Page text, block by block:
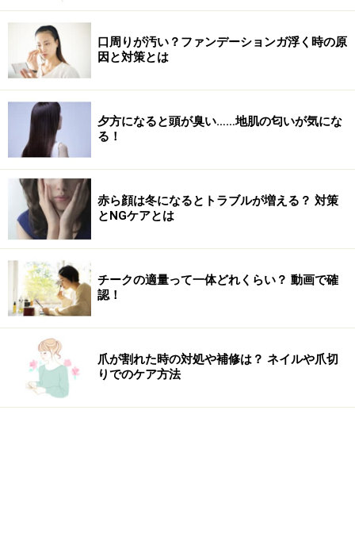
口周りが汚い？ファンデーションガ浮く時の原
因と対策とは
夕方になると頭が臭い……地肌の匂いが気にな
る！
赤ら顔は冬になるとトラブルが増える？ 対策
とNGケアとは
チークの適量って一体どれくらい？ 動画で確
認！
爪が割れた時の対処や補修は？ ネイルや爪切
りでのケア方法